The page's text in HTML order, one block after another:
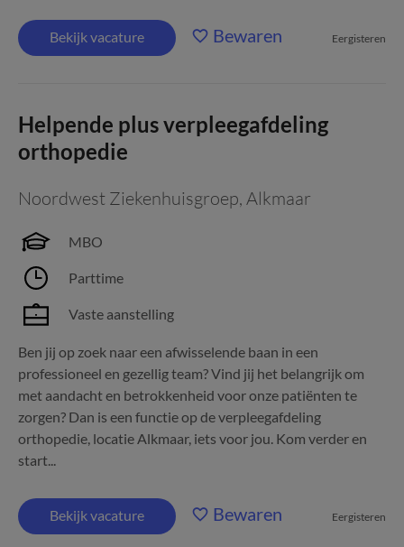
Bekijk vacature Bewaren Eergisteren
Helpende plus verpleegafdeling
orthopedie
Noordwest Ziekenhuisgroep, Alkmaar
MBO
Parttime
Vaste aanstelling
Ben jij op zoek naar een afwisselende baan in een
professioneel en gezellig team? Vind jij het belangrijk om
met aandacht en betrokkenheid voor onze patiënten te
zorgen? Dan is een functie op de verpleegafdeling
orthopedie, locatie Alkmaar, iets voor jou. Kom verder en
start...
Bekijk vacature Bewaren Eergisteren